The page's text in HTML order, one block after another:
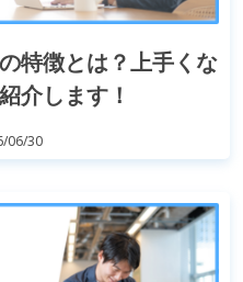
特徴とは？上手くな
介します！
06/30